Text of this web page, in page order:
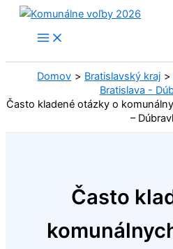
Preskočiť
Domov Bratislavský kraj
Bratislava -
Často kladené otázky o
–
Často